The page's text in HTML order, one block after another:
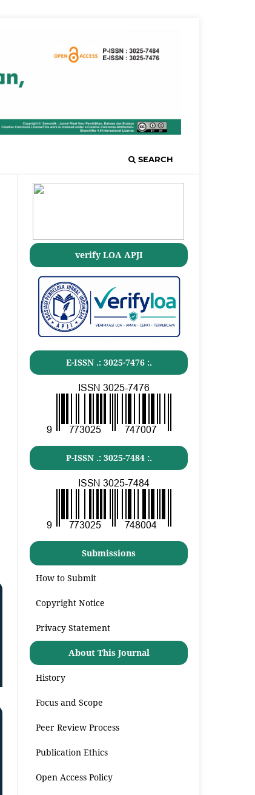
SEARCH
verify LOA APJI
E-ISSN .: 3025-7476:.
P-ISSN .: 3025-7484:.
Submissions
How to Submit
Copyright Notice
Privacy Statement
About This Journal
History
Focus and Scope
Peer Review Process
Publication Ethics
Open Access Policy